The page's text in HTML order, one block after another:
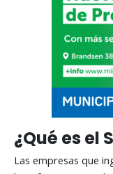
¿Qué es el
Las empresas que